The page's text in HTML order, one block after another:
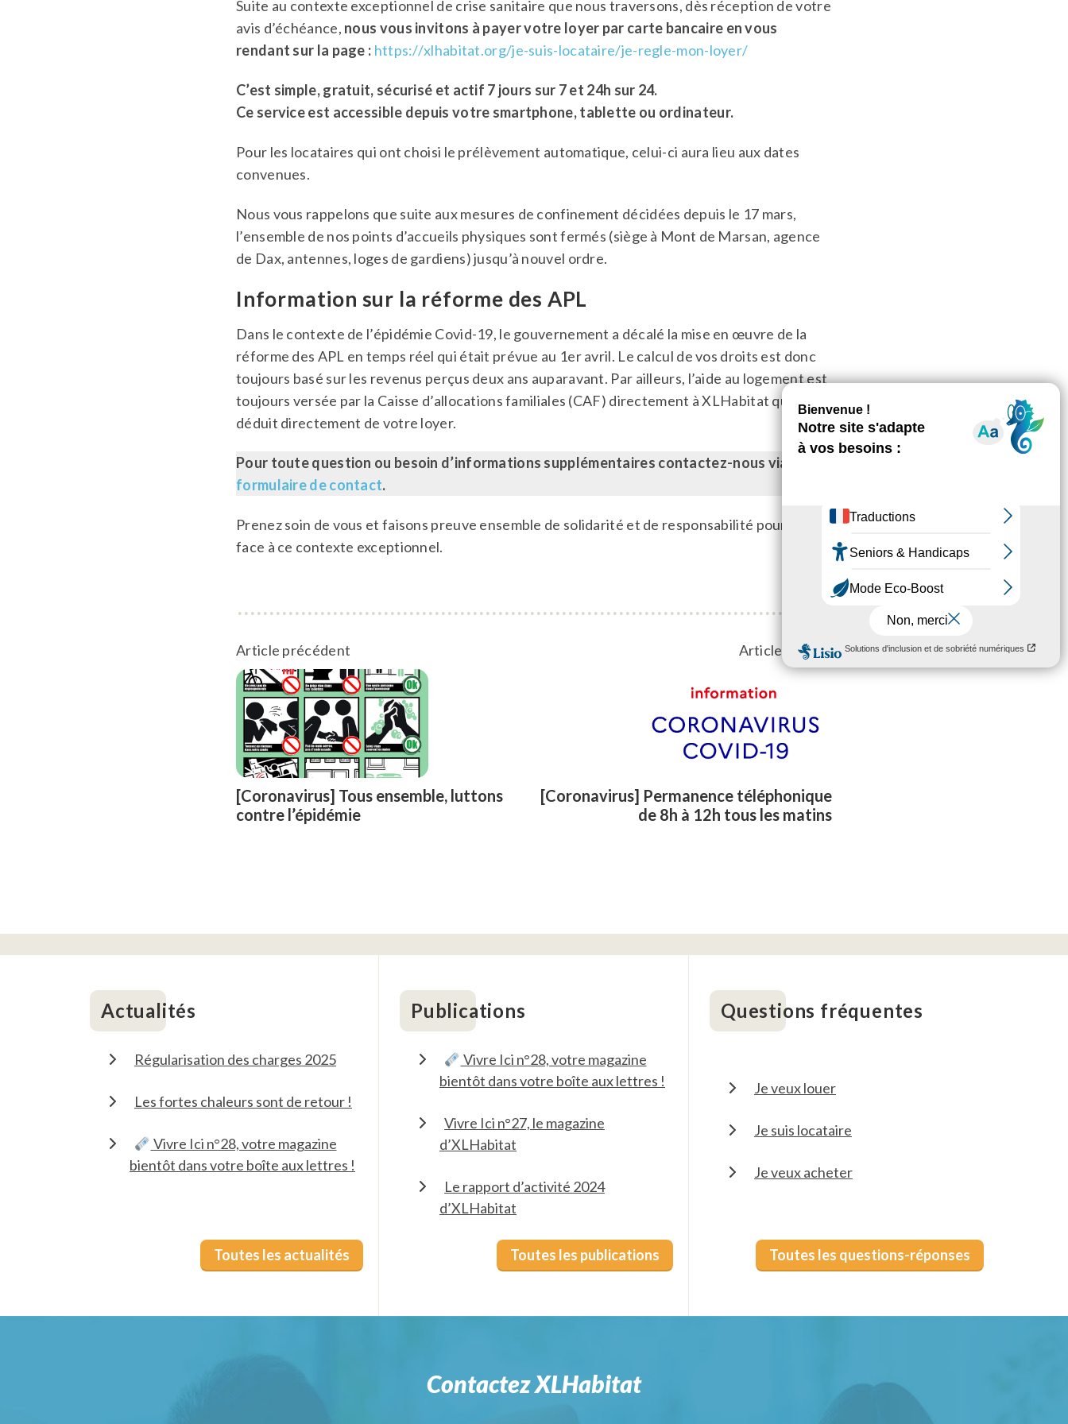
Suite au contexte exceptionnel de crise sanitaire que nous traversons, dès réception de votre
avis d’échéance, nous vous invitons à payer votre loyer par carte bancaire en vous
rendant sur la page : https://xlhabitat.org/je-suis-locataire/je-regle-mon-loyer/
C’est simple, gratuit, sécurisé et actif 7 jours sur 7 et 24h sur 24.
Ce service est accessible depuis votre smartphone, tablette ou ordinateur.
Pour les locataires qui ont choisi le prélèvement automatique, celui-ci aura lieu aux dates
convenues.
Nous vous rappelons que suite aux mesures de confinement décidées depuis le 17 mars,
l’ensemble de nos points d’accueils physiques sont fermés (siège à Mont de Marsan, agence
de Dax, antennes, loges de gardiens) jusqu’à nouvel ordre.
Information sur la réforme des APL
Dans le contexte de l’épidémie Covid-19, le gouvernement a décalé la mise en œuvre de la
réforme des APL en temps réel qui était prévue au 1er avril. Le calcul de vos droits est donc
toujours basé sur les revenus perçus deux ans auparavant. Par ailleurs, l’aide au logement est
toujours versée par la Caisse d’allocations familiales (CAF) directement à XLHabitat qui la
déduit directement de votre loyer.
Pour toute question ou besoin d’informations supplémentaires contactez-nous via
formulaire de contact.
Prenez soin de vous et faisons preuve ensemble de solidarité et de responsabilité pour faire
face à ce contexte exceptionnel.
Article précédent
[Coronavirus] Tous ensemble, luttons
contre l’épidémie
Article suivant
[Coronavirus] Permanence téléphonique
de 8h à 12h tous les matins
Actualités
Régularisation des charges 2025
Les fortes chaleurs sont de retour !
Vivre Ici n°28, votre magazine
bientôt dans votre boîte aux lettres !
Toutes les actualités
Publications
Vivre Ici n°28, votre magazine
bientôt dans votre boîte aux lettres !
Vivre Ici n°27, le magazine
d’XLHabitat
Le rapport d’activité 2024
d’XLHabitat
Toutes les publications
Questions fréquentes
Je veux louer
Je suis locataire
Je veux acheter
Toutes les questions-réponses
Contactez XLHabitat